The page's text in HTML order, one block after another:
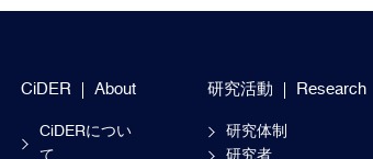
CiDER About
CiDERについ
て
研究活動 Research
研究体制
研究者